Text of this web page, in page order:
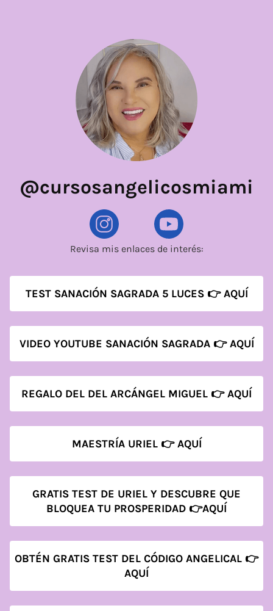
@cursosangelicosmiami
Revisa mis enlaces de interés:
TEST SANACIÓN SAGRADA 5 LUCES 👉 AQUÍ
VIDEO YOUTUBE SANACIÓN SAGRADA 👉 AQUÍ
REGALO DEL DEL ARCÁNGEL MIGUEL 👉 AQUÍ
MAESTRÍA URIEL 👉 AQUÍ
GRATIS TEST DE URIEL Y DESCUBRE QUE
BLOQUEA TU PROSPERIDAD 👉AQUÍ
OBTÉN GRATIS TEST DEL CÓDIGO ANGELICAL 👉
AQUÍ